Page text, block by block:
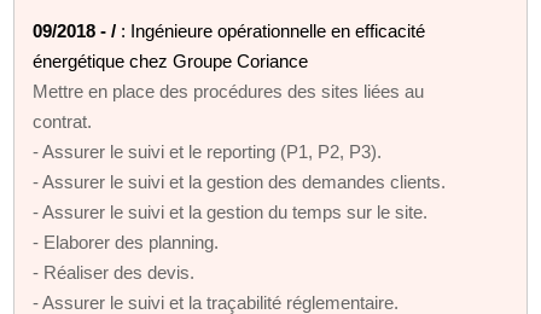
09/2018 - / : Ingénieure opérationnelle en efficacité
énergétique chez Groupe Coriance
Mettre en place des procédures des sites liées au
contrat.
- Assurer le suivi et le reporting (P1, P2, P3).
- Assurer le suivi et la gestion des demandes clients.
- Assurer le suivi et la gestion du temps sur le site.
- Elaborer des planning.
- Réaliser des devis.
- Assurer le suivi et la traçabilité réglementaire.